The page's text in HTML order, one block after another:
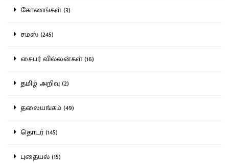
கோணங்கள் (3)
சமஸ் (245)
சைபர் வில்லன்கள் (16)
தமிழ் அறிவு (2)
தலையங்கம் (49)
தொடர் (145)
புதையல் (15)